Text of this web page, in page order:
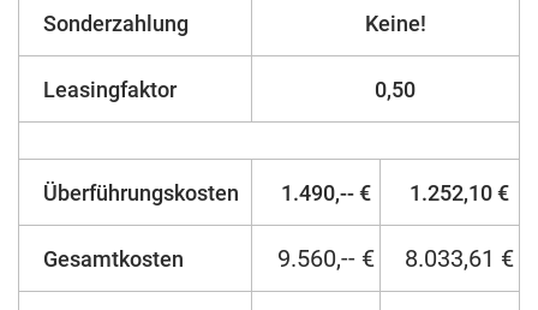
Sonderzahlung Keine!
Leasingfaktor 0,50
Überführungskosten 1.490,-- € 1.252,10 €
Gesamtkosten 9.560,-- € 8.033,61 €